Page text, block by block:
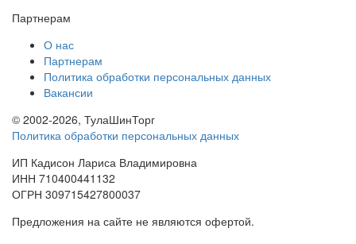
Партнерам
О нас
Партнерам
Политика обработки персональных данных
Вакансии
© 2002-2026, ТулаШинТорг
Политика обработки персональных данных
ИП Кадисон Лариса Владимировна
ИНН 710400441132
ОГРН 309715427800037
Предложения на сайте не являются офертой.